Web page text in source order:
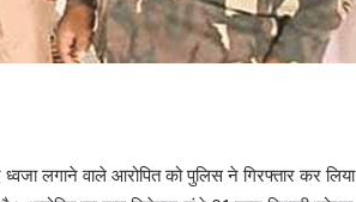
लगाने वाले आरोपित को पुलिस ने गिरफ्तार कर लिया